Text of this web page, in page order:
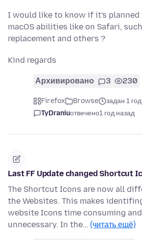
I would like to know if it's planned
macOS abilities like on Safari,
replacement and others ?
Kind regards
Архивировано 3 230
Firefox Browse
задан 1
TyDraniuотвечено1 год назад
Last FF Update changed Shortcut
The Shortcut Icons are now all
the Websites. This makes
website Icons time consuming
unnecessary. In the… (читать ещё)